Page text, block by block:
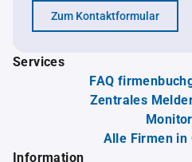
Zum Kontaktformular
Services
FAQ
Zentrales
Alle Firmen in
Information